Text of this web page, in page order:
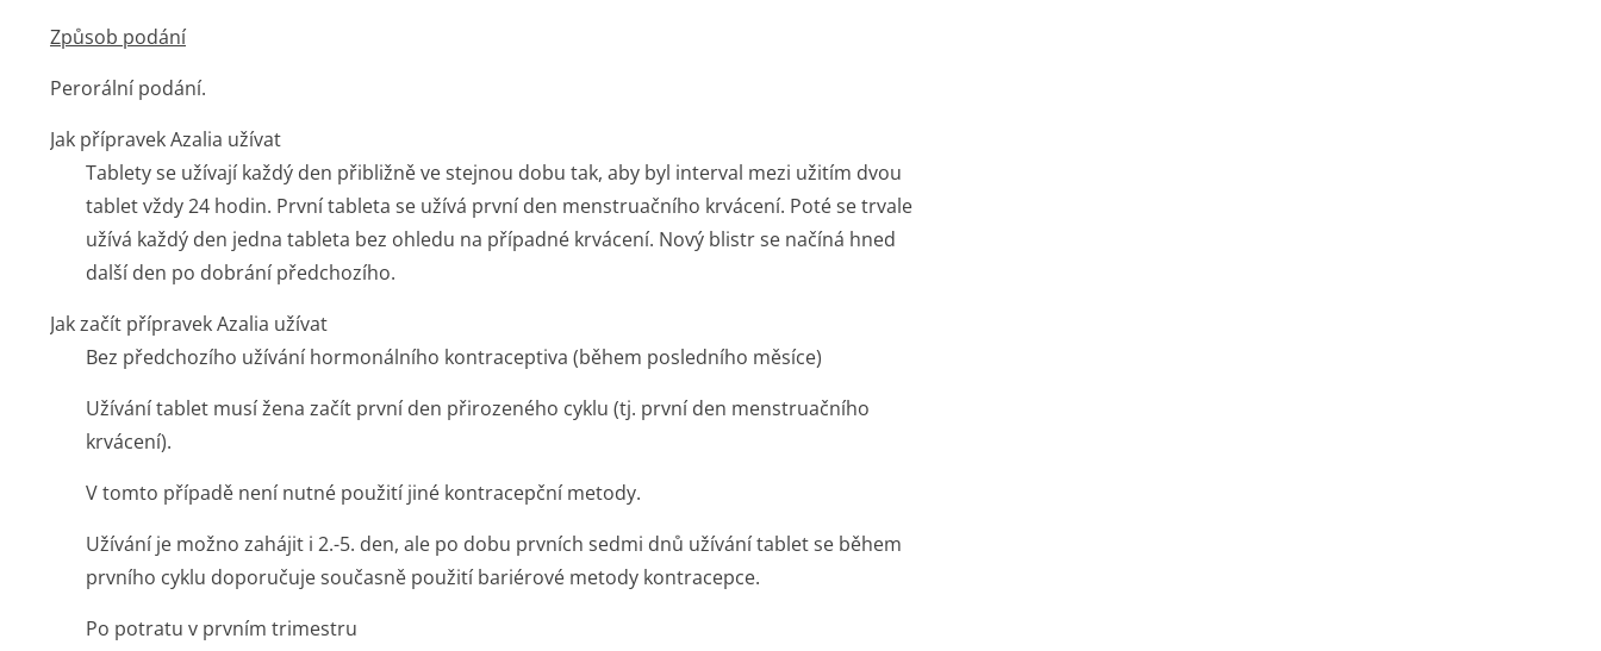
Způsob podání
Perorální podání.
Jak přípravek Azalia užívat
Tablety se užívají každý den přibližně ve stejnou dobu tak, aby byl interval mezi užitím dvou
tablet vždy 24 hodin. První tableta se užívá první den menstruačního krvácení. Poté se trvale
užívá každý den jedna tableta bez ohledu na případné krvácení. Nový blistr se načíná hned
další den po dobrání předchozího.
Jak začít přípravek Azalia užívat
Bez předchozího užívání hormonálního kontraceptiva (během posledního měsíce)
Užívání tablet musí žena začít první den přirozeného cyklu (tj. první den menstruačního
krvácení).
V tomto případě není nutné použití jiné kontracepční metody.
Užívání je možno zahájit i 2.-5. den, ale po dobu prvních sedmi dnů užívání tablet se během
prvního cyklu doporučuje současně použití bariérové metody kontracepce.
Po potratu v prvním trimestru